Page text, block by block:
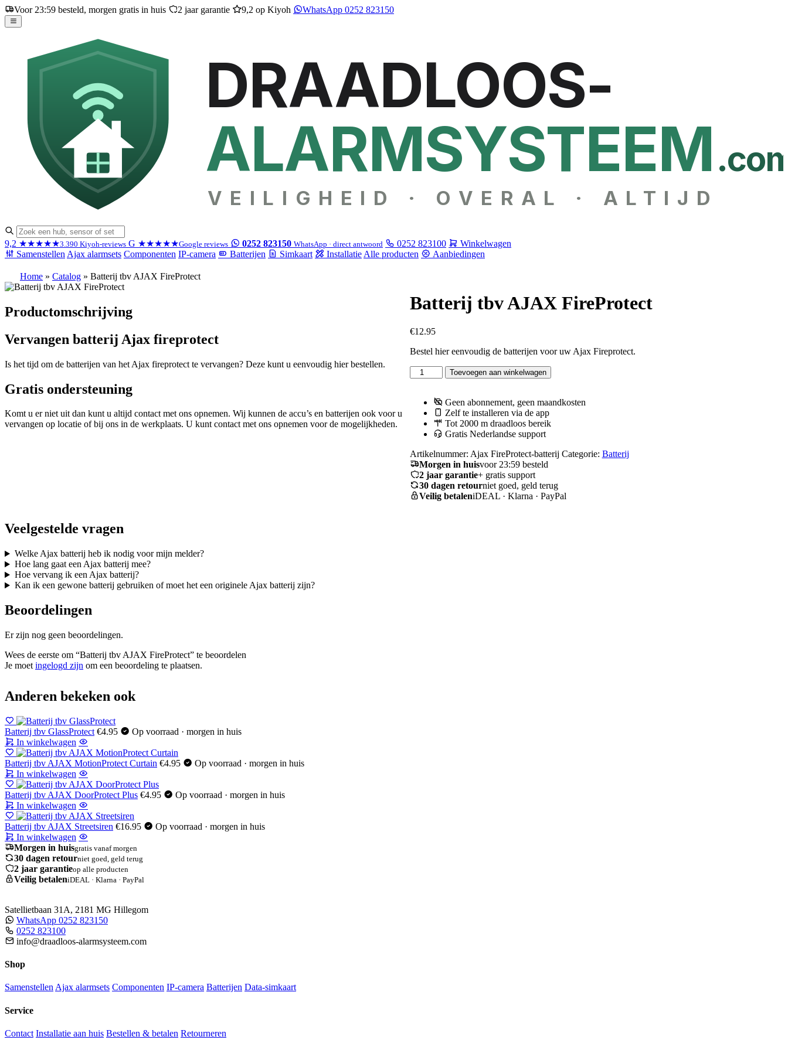
Voor 23:59 besteld, morgen gratis in huis 2 jaar garantie 9,2 op Kiyoh WhatsApp 0252 823150
DRAADLOOS-
ALARMSYSTEEM
VEILIGHEID · OVERAL · ALTIJD
9,2 ★★★★★3.390 Kiyoh-reviews G ★★★★★Google reviews 0252 823150 WhatsApp · direct antwoord 0252 823100
Winkelwagen
Samenstellen Ajax alarmsets Componenten IP-camera Batterijen Simkaart Installatie Alle producten Aanbiedingen
Home » Catalog » Batterij tbv AJAX FireProtect
Batterij tbv AJAX FireProtect
€12.95
Bestel hier eenvoudig de batterijen voor uw Ajax Fireprotect.
Batterij
tbv
FireProtect
aantal
Toevoegen aan winkelwagen
Geen abonnement, geen maandkosten
Zelf te installeren via de app
Tot 2000 m draadloos bereik
Gratis Nederlandse support
Artikelnummer: Ajax FireProtect-batterij Categorie: Batterij
Morgen in huisvoor 23:59 besteld
2 jaar garantie+ gratis support
30 dagen retourniet goed, geld terug
Veilig betaleniDEAL · Klarna · PayPal
Productomschrijving
Vervangen batterij Ajax fireprotect
Is het tijd om de batterijen van het Ajax fireprotect te vervangen? Deze kunt u eenvoudig hier bestellen.
Gratis ondersteuning
Komt u er niet uit dan kunt u altijd contact met ons opnemen. Wij kunnen de accu’s en batterijen ook voor u
vervangen op locatie of bij ons in de werkplaats. U kunt contact met ons opnemen voor de mogelijkheden.
Veelgestelde vragen
Welke Ajax batterij heb ik nodig voor mijn melder?
Hoe lang gaat een Ajax batterij mee?
Hoe vervang ik een Ajax batterij?
Kan ik een gewone batterij gebruiken of moet het een originele Ajax batterij zijn?
Beoordelingen
Er zijn nog geen beoordelingen.
Wees de eerste om “Batterij tbv AJAX FireProtect” te beoordelen
Je moet ingelogd zijn om een beoordeling te plaatsen.
Anderen bekeken ook
Batterij tbv GlassProtect €4.95
Op voorraad · morgen in huis
In winkelwagen
Batterij tbv AJAX MotionProtect Curtain €4.95
Op voorraad · morgen in huis
In winkelwagen
Batterij tbv AJAX DoorProtect Plus €4.95
Op voorraad · morgen in huis
In winkelwagen
Batterij tbv AJAX Streetsiren €16.95
Op voorraad · morgen in huis
In winkelwagen
Morgen in huisgratis vanaf morgen
30 dagen retourniet goed, geld terug
2 jaar garantieop alle producten
Veilig betaleniDEAL · Klarna · PayPal
DRAADLOOS-
ALARMSYSTEEM
VEILIGHEID · OVERAL · ALTIJD
Satellietbaan 31A, 2181 MG Hillegom
WhatsApp 0252 823150
0252 823100
info@draadloos-alarmsysteem.com
Shop
SamenstellenAjax alarmsets Componenten IP-camera Batterijen Data-simkaart
Service
Contact Installatie aan huis Bestellen & betalen Retourneren